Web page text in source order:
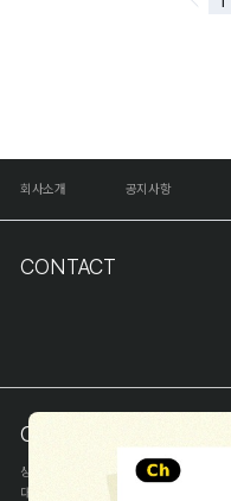
회사소개 공지사항
CONTACT
COMPANY INFO
상호
(주)해피프린스
대표